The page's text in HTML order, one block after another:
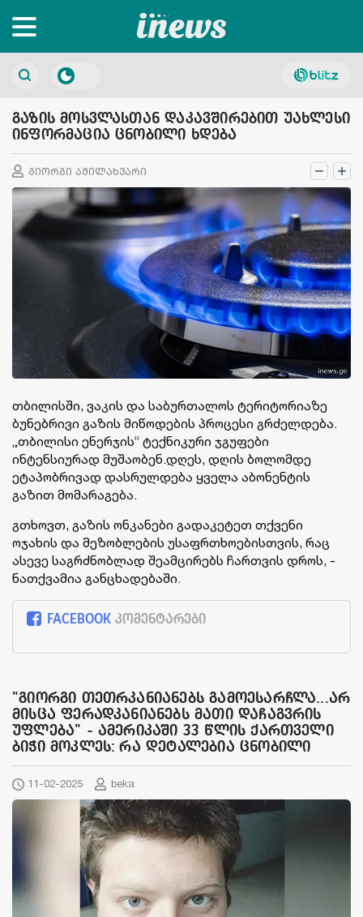
გაზის მოსვლასთან დაკავშირებით უახლესი
ინფორმაცია ცნობილი ხდება
გიორგი ამილახვარი
თბილისში, ვაკის და საბურთალოს ტერიტორიაზე
ბუნებრივი გაზის მიწოდების პროცესი გრძელდება.
„თბილისი ენერჯის“ ტექნიკური ჯგუფები
ინტენსიურად მუშაობენ.დღეს, დღის ბოლომდე
ეტაპობრივად დასრულდება ყველა აბონენტის
გაზით მომარაგება.
გთხოვთ, გაზის ონკანები გადაკეტეთ თქვენი
ოჯახის და მეზობლების უსაფრთხოებისთვის, რაც
ასევე საგრძნობლად შეამცირებს ჩართვის დროს, -
ნათქვამია განცხადებაში.
FACEBOOK კომენტარები
"გიორგი თეთრკანიანებს გამოესარჩლა...არ
მისცა ფერადკანიანებს მათი დაჩაგვრის
უფლება" - ამერიკაში 33 წლის ქართველი
ბიჭი მოკლეს: რა დეტალებია ცნობილი
11-02-2025 beka